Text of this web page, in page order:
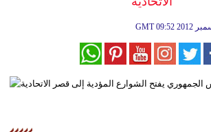
GMT